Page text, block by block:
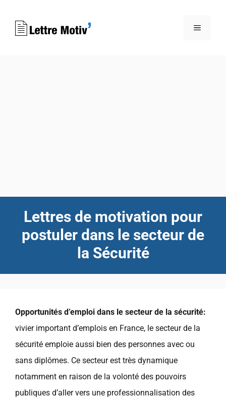
MENU
Lettres de motivation pour
postuler dans le secteur de
la Sécurité
Opportunités d’emploi dans le secteur de la sécurité:
vivier important d’emplois en France, le secteur de la
sécurité emploie aussi bien des personnes avec ou
sans diplômes. Ce secteur est très dynamique
notamment en raison de la volonté des pouvoirs
publiques d’aller vers une professionnalisation des